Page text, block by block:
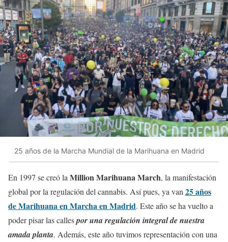
25 años de la Marcha Mundial de la Marihuana en Madrid
En 1997 se creó la Million Marihuana March, la manifestación
global por la regulación del cannabis. Así pues, ya van 25 años
de Marihuana en Marcha en Madrid. Este año se ha vuelto a
poder pisar las callespor una regulación integral de nuestra
amada planta. Además, este año tuvimos representación con una